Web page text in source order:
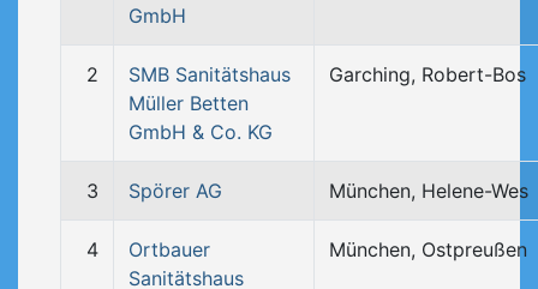
GmbH
2
SMB Sanitätshaus
Müller Betten
GmbH & Co. KG
Garching, Robert-Bos
3 Spörer AG München, Helene-Wes
4
Ortbauer
Sanitätshaus
München, Ostpreußen